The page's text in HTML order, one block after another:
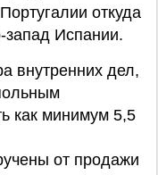
откуда
запад Испании.
внутренних дел,
как минимум 5,5
от продажи